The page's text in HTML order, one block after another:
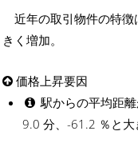
近年の取引物件の特
きく増加。
価格上昇要因
駅からの平均距
9.0 分、-61.2 ％と大